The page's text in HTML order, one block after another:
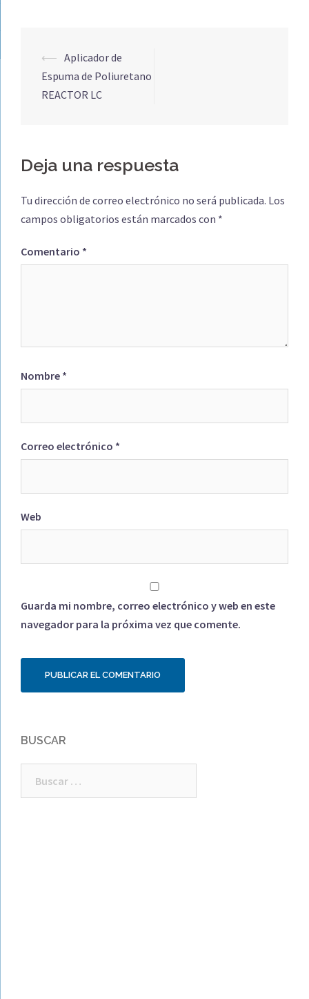
Navegación
de
entradas
⟵ Aplicador de
Espuma de Poliuretano
REACTOR LC
Deja una respuesta
Tu dirección de correo electrónico no será publicada. Los
campos obligatorios están marcados con *
Comentario *
Nombre *
Correo electrónico *
Web
Guarda mi nombre, correo electrónico y web en este
navegador para la próxima vez que comente.
BUSCAR